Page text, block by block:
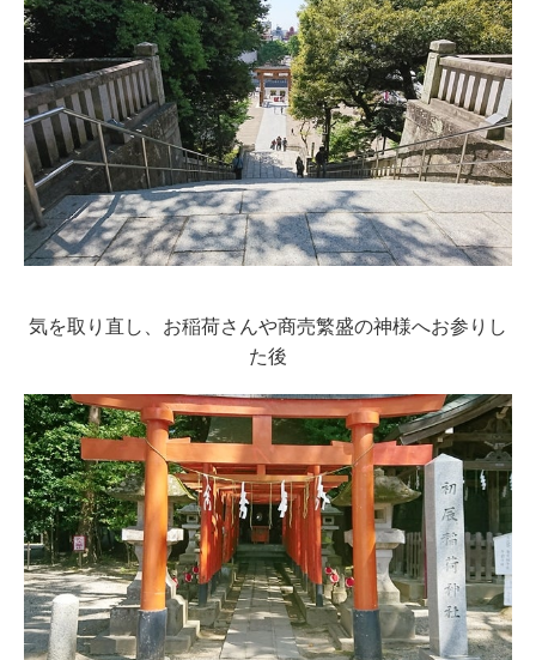
気を取り直し、 お稲荷さんや商売繁盛の神様へお参りし
た後